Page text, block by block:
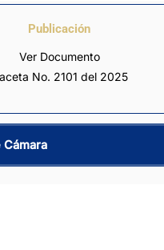
Publicación
Ver Documento
No. 2101 del 2025
Cámara